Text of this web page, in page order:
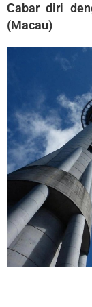
Cabar diri
(Macau)